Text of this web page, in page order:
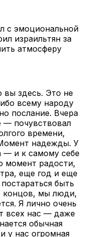
с эмоциональной
израильтян за
атмосферу
вы здесь. Это не
всему народу
послание. Вчера
почувствовал
времени,
надежды. У
— и к самому себе
момент радости,
еще год и еще
быть
концов, мы люди,
Я лично очень
всех нас — даже
обычная
у нас огромная